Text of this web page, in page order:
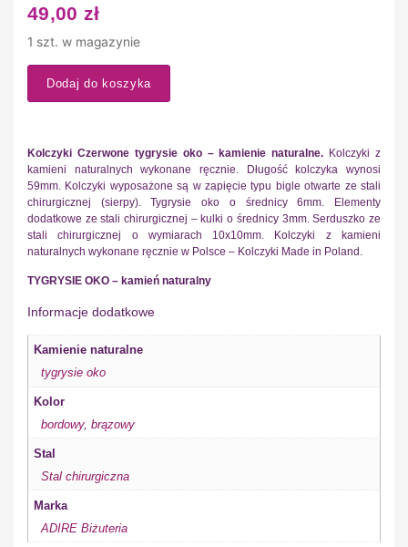
49,00 zł
1 szt. w magazynie
Dodaj do koszyka
Kolczyki Czerwone tygrysie oko – kamienie naturalne. Kolczyki z
kamieni naturalnych wykonane ręcznie. Długość kolczyka wynosi
59mm. Kolczyki wyposażone są w zapięcie typu bigle otwarte ze stali
chirurgicznej (sierpy). Tygrysie oko o średnicy 6mm. Elementy
dodatkowe ze stali chirurgicznej – kulki o średnicy 3mm. Serduszko ze
stali chirurgicznej o wymiarach 10x10mm. Kolczyki z kamieni
naturalnych wykonane ręcznie w Polsce – Kolczyki Made in Poland.
TYGRYSIE OKO – kamień naturalny
Informacje dodatkowe
Kamienie naturalne
tygrysie oko
Kolor
bordowy, brązowy
Stal
Stal chirurgiczna
Marka
ADIRE Biżuteria